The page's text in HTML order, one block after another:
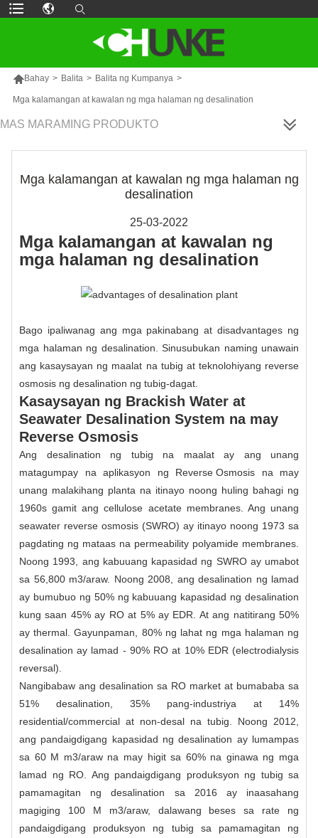
Bahay > Balita > Balita ng Kumpanya >
Mga kalamangan at kawalan ng mga halaman ng desalination
MAS MARAMING PRODUKTO
Mga kalamangan at kawalan ng mga halaman ng
desalination
25-03-2022
Mga kalamangan at kawalan ng
mga halaman ng desalination
Bago ipaliwanag ang mga pakinabang at disadvantages ng
mga halaman ng desalination. Sinusubukan naming unawain
ang kasaysayan ng maalat na tubig at teknolohiyang reverse
osmosis ng desalination ng tubig-dagat.
Kasaysayan ng Brackish Water at
Seawater Desalination System na may
Reverse Osmosis
Ang desalination ng tubig na maalat ay ang unang
matagumpay na aplikasyon ng Reverse Osmosis na may
unang malakihang planta na itinayo noong huling bahagi ng
1960s gamit ang cellulose acetate membranes. Ang unang
seawater reverse osmosis (SWRO) ay itinayo noong 1973 sa
pagdating ng mataas na permeability polyamide membranes.
Noong 1993, ang kabuuang kapasidad ng SWRO ay umabot
sa 56,800 m3/araw. Noong 2008, ang desalination ng lamad
ay bumubuo ng 50% ng kabuuang kapasidad ng desalination
kung saan 45% ay RO at 5% ay EDR. At ang natitirang 50%
ay thermal. Gayunpaman, 80% ng lahat ng mga halaman ng
desalination ay lamad - 90% RO at 10% EDR (electrodialysis
reversal).
Nangibabaw ang desalination sa RO market at bumababa sa
51% desalination, 35% pang-industriya at 14%
residential/commercial at non-desal na tubig. Noong 2012,
ang pandaigdigang kapasidad ng desalination ay lumampas
sa 60 M m3/araw na may higit sa 60% na ginawa ng mga
lamad ng RO. Ang pandaigdigang produksyon ng tubig sa
pamamagitan ng desalination sa 2016 ay inaasahang
magiging 100 M m3/araw, dalawang beses sa rate ng
pandaigdigang produksyon ng tubig sa pamamagitan ng